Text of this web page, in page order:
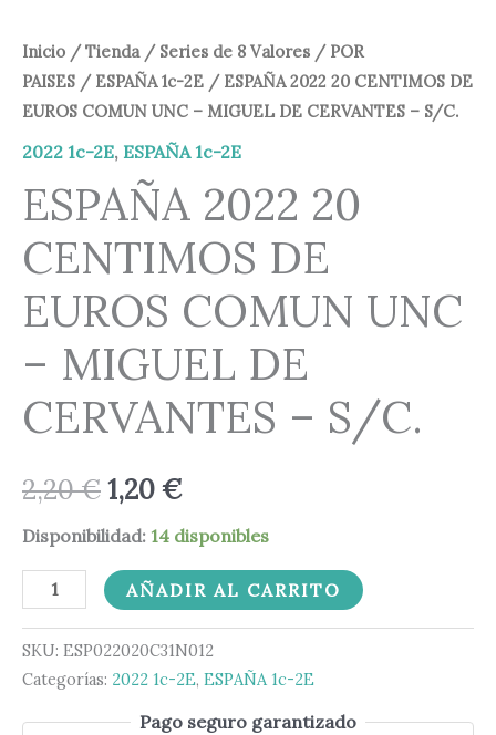
Inicio /Tienda/ Series de 8 Valores / POR
PAISES / ESPAÑA 1c-2E / ESPAÑA 2022 20 CENTIMOS DE
EUROS COMUN UNC – MIGUEL DE CERVANTES – S/C.
2022 1c-2E, ESPAÑA 1c-2E
ESPAÑA 2022 20
CENTIMOS DE
EUROS COMUN UNC
– MIGUEL DE
CERVANTES – S/C.
2,20€
original
era:
2,20 €.
1,20€
actual
es:
1,20 €.
Disponibilidad: 14 disponibles
CENTIMOS
DE
EUROS
COMUN
MIGUEL
DE
CERVANTES
S/C.
cantidad
AÑADIR AL CARRITO
SKU: ESP022020C31N012
Categorías: 2022 1c-2E, ESPAÑA 1c-2E
Pago seguro garantizado
cantidad